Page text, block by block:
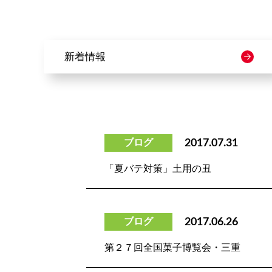
新着情報
ブログ 2017.07.31
「夏バテ対策」土用の丑
ブログ 2017.06.26
第２７回全国菓子博覧会・三重